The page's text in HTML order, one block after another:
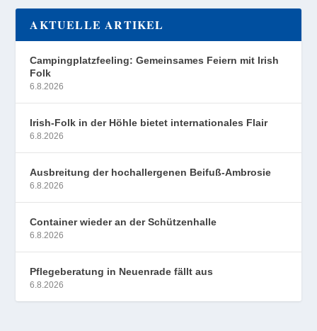
AKTUELLE ARTIKEL
Campingplatzfeeling: Gemeinsames Feiern mit Irish
Folk
6.8.2026
Irish-Folk in der Höhle bietet internationales Flair
6.8.2026
Ausbreitung der hochallergenen Beifuß-Ambrosie
6.8.2026
Container wieder an der Schützenhalle
6.8.2026
Pflegeberatung in Neuenrade fällt aus
6.8.2026